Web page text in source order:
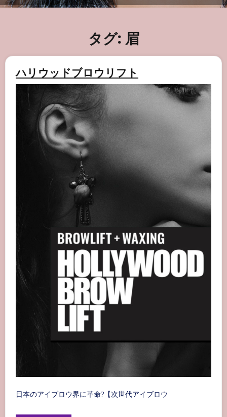
タグ: 眉
ハリウッドブロウリフト
日本のアイブロウ界に革命?【次世代アイブロウ